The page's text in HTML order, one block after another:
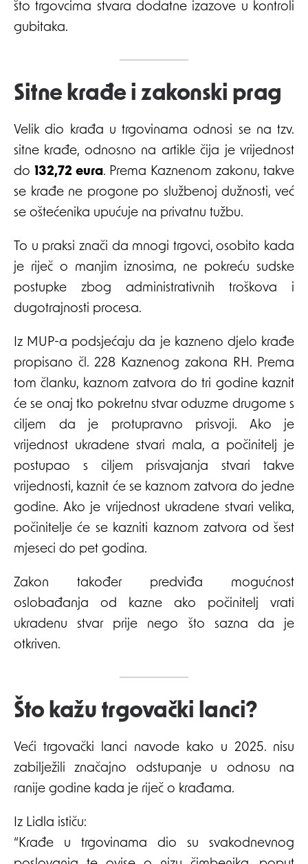
što trgovcima stvara dodatne izazove u kontroli
gubitaka.
Sitne krađe i zakonski prag
Velik dio krađa u trgovinama odnosi se na tzv.
sitne krađe, odnosno na artikle čija je vrijednost
do 132,72 eura. Prema Kaznenom zakonu, takve
se krađe ne progone po službenoj dužnosti, već
se oštećenika upućuje na privatnu tužbu.
To u praksi znači da mnogi trgovci, osobito kada
je riječ o manjim iznosima, ne pokreću sudske
postupke zbog administrativnih troškova i
dugotrajnosti procesa.
Iz MUP-a podsjećaju da je kazneno djelo krađe
propisano čl. 228 Kaznenog zakona RH. Prema
tom članku, kaznom zatvora do tri godine kaznit
će se onaj tko pokretnu stvar oduzme drugome s
ciljem da je protupravno prisvoji. Ako je
vrijednost ukradene stvari mala, a počinitelj je
postupao s ciljem prisvajanja stvari takve
vrijednosti, kaznit će se kaznom zatvora do jedne
godine. Ako je vrijednost ukradene stvari velika,
počinitelje će se kazniti kaznom zatvora od šest
mjeseci do pet godina.
Zakon također predviđa mogućnost
oslobađanja od kazne ako počinitelj vrati
ukradenu stvar prije nego što sazna da je
otkriven.
Što kažu trgovački lanci?
Veći trgovački lanci navode kako u 2025. nisu
zabilježili značajno odstupanje u odnosu na
ranije godine kada je riječ o krađama.
Iz Lidla ističu:
“Krađe u trgovinama dio su svakodnevnog